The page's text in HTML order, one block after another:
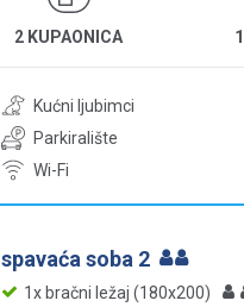
2 KUPAONICA
Kućni ljubimci
Parkiralište
Wi-Fi
spavaća soba 2
1x bračni ležaj (180x200)